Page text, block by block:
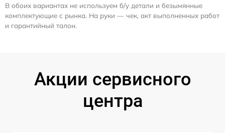
В обоих вариантах не используем б/у детали и безымянные
комплектующие с рынка. На руки — чек, акт выполненных работ
и гарантийный талон.
Акции сервисного
центра